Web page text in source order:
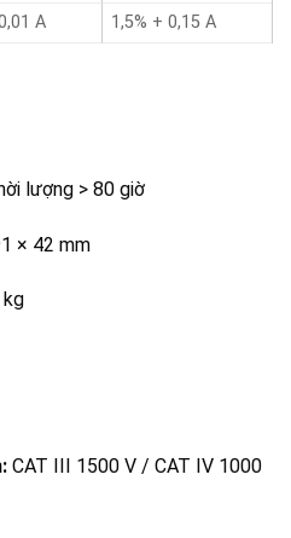
A 1,5% + 0,15 A
lượng > 80 giờ
× 42 mm
CAT III 1500 V / CAT IV 1000